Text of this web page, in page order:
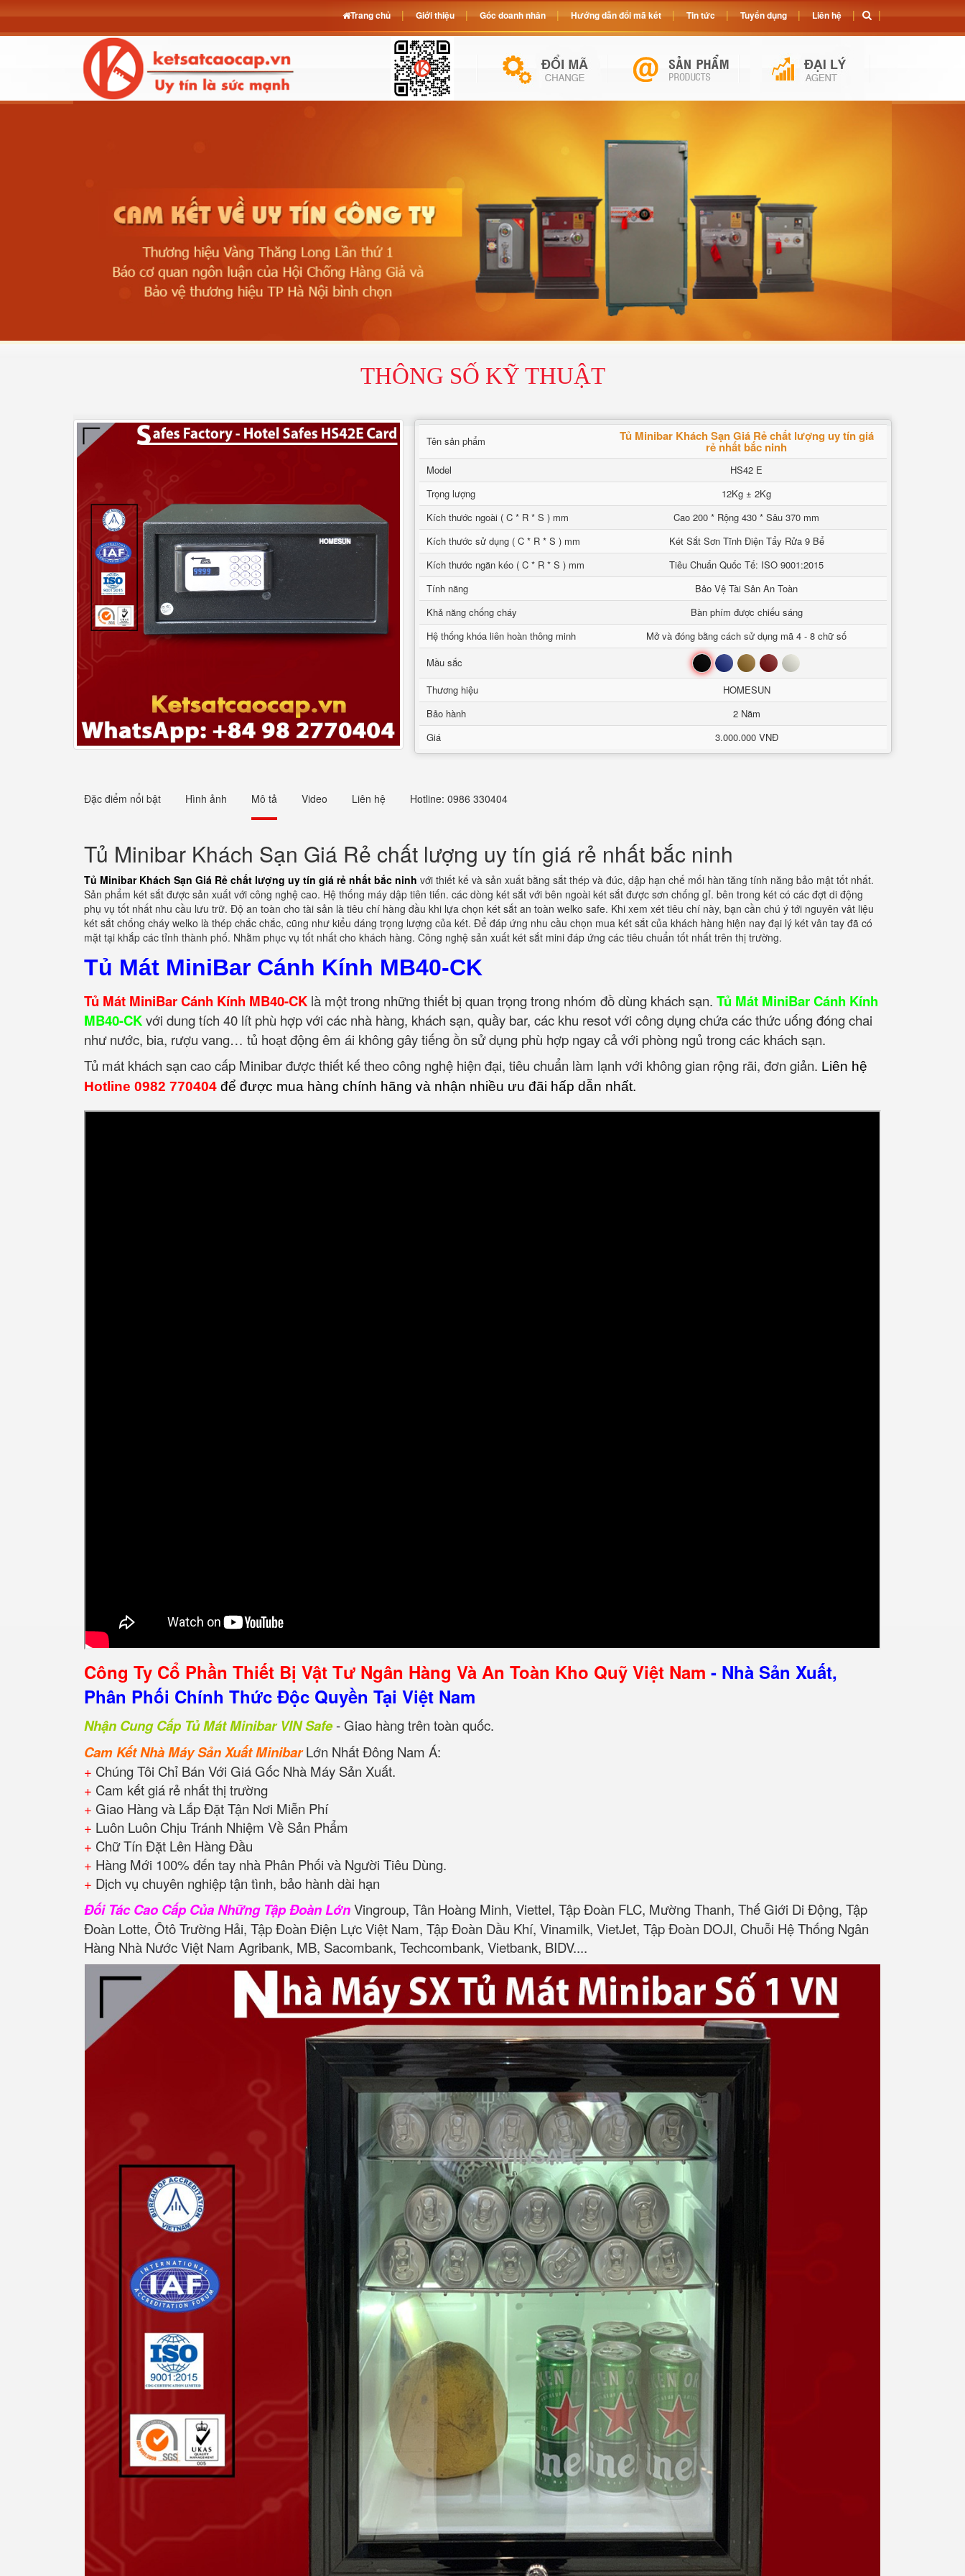
THÔNG SỐ KỸ THUẬT
Tên sản phẩm Tủ Minibar Khách Sạn Giá Rẻ chất lượng uy tín giá
rẻ nhất bắc ninh
Model
HS42 E
Trọng lượng
12Kg ± 2Kg
Kích thước ngoài ( C * R * S ) mm
Cao 200 * Rộng 430 * Sâu 370 mm
Kích thước sử dụng ( C * R * S ) mm
Két Sắt Sơn Tĩnh Điện Tẩy Rửa 9 Bể
Kích thước ngăn kéo ( C * R * S ) mm
Tiêu Chuẩn Quốc Tế: ISO 9001:2015
Tính năng
Bảo Vệ Tài Sản An Toàn
Khả năng chống cháy
Bàn phím được chiếu sáng
Hệ thống khóa liên hoàn thông minh
Mở và đóng bằng cách sử dụng mã 4 - 8 chữ số
Mầu sắc
Đen Xanh Nâu Đỏ Trắng
Thương hiệu
HOMESUN
Bảo hành
2 Năm
Giá
3.000.000 VNĐ
Đặc điểm nổi bật Hình ảnh Mô tả Video Liên hệ Hotline: 0986 330404
Tủ Minibar Khách Sạn Giá Rẻ chất lượng uy tín giá rẻ nhất bắc ninh
Tủ Minibar Khách Sạn Giá Rẻ chất lượng uy tín giá rẻ nhất bắc ninh với thiết kế và sản xuất bằng sắt thép và đúc, dập hạn chế mối hàn tăng tính năng bảo mật tốt nhất.
Sản phẩm két sắt được sản xuất với công nghệ cao. Hệ thống máy dập tiên tiến. các dòng két sắt với bên ngoài két sắt được sơn chống gỉ. bên trong két có các đợt di động
phụ vụ tốt nhất nhu cầu lưu trữ. Độ an toàn cho tài sản là tiêu chí hàng đầu khi lựa chọn két sắt an toàn welko safe. Khi xem xét tiêu chí này, bạn cần chú ý tới nguyên vât liệu
két sắt chống cháy welko là thép chắc chắc, cũng như kiểu dáng trọng lượng của két. Để đáp ứng nhu cầu chọn mua két sắt của khách hàng hiện nay đại lý két vân tay đã có
mặt tại khắp các tỉnh thành phố. Nhằm phục vụ tốt nhất cho khách hàng. Công nghệ sản xuất két sắt mini đáp ứng các tiêu chuẩn tốt nhất trên thị trường.
Tủ Mát MiniBar Cánh Kính MB40-CK
Tủ Mát MiniBar Cánh Kính MB40-CK là một trong những thiết bị quan trọng trong nhóm đồ dùng khách sạn. Tủ Mát MiniBar Cánh Kính
MB40-CKvới dung tích 40 lít phù hợp với các nhà hàng, khách sạn, quầy bar, các khu resot với công dụng chứa các thức uống đóng chai
như nước, bia, rượu vang… tủ hoạt động êm ái không gây tiếng ồn sử dụng phù hợp ngay cả với phòng ngủ trong các khách sạn.
Tủ mát khách sạn cao cấp Minibar được thiết kế theo công nghệ hiện đại, tiêu chuẩn làm lạnh với không gian rộng rãi, đơn giản. Liên hệ
Hotline 0982 770404 để được mua hàng chính hãng và nhận nhiều ưu đãi hấp dẫn nhất.
Công Ty Cổ Phần Thiết Bị Vật Tư Ngân Hàng Và An Toàn Kho Quỹ Việt Nam - Nhà Sản Xuất,
Phân Phối Chính Thức Độc Quyền Tại Việt Nam
Nhận Cung Cấp Tủ Mát Minibar VIN Safe- Giao hàng trên toàn quốc.
Cam Kết Nhà Máy Sản Xuất MinibarLớn Nhất Đông Nam Á:
+ Chúng Tôi Chỉ Bán Với Giá Gốc Nhà Máy Sản Xuất.
+ Cam kết giá rẻ nhất thị trường
+ Giao Hàng và Lắp Đặt Tận Nơi Miễn Phí
+ Luôn Luôn Chịu Tránh Nhiệm Về Sản Phẩm
+ Chữ Tín Đặt Lên Hàng Đầu
+ Hàng Mới 100% đến tay nhà Phân Phối và Người Tiêu Dùng.
+ Dịch vụ chuyên nghiệp tận tình, bảo hành dài hạn
Đối Tác Cao Cấp Của Những Tập Đoàn LớnVingroup, Tân Hoàng Minh, Viettel, Tập Đoàn FLC, Mường Thanh, Thế Giới Di Động, Tập
Đoàn Lotte, Ôtô Trường Hải, Tập Đoàn Điện Lực Việt Nam, Tập Đoàn Dầu Khí, Vinamilk, VietJet, Tập Đoàn DOJI, Chuỗi Hệ Thống Ngân
Hàng Nhà Nước Việt Nam Agribank, MB, Sacombank, Techcombank, Vietbank, BIDV....
Trang chủ Giới thiệu Góc doanh nhân Hướng dẫn đổi mã két Tin tức Tuyển dụng Liên hệ